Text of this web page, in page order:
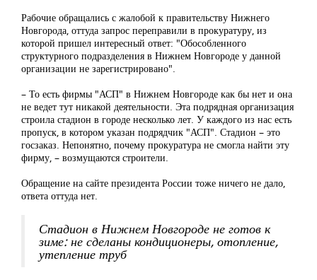
Рабочие обращались с жалобой к правительству Нижнего
Новгорода, оттуда запрос переправили в прокуратуру, из
которой пришел интересный ответ: "Обособленного
структурного подразделения в Нижнем Новгороде у данной
организации не зарегистрировано".
– То есть фирмы "АСП" в Нижнем Новгороде как бы нет и она
не ведет тут никакой деятельности. Эта подрядная организация
строила стадион в городе несколько лет. У каждого из нас есть
пропуск, в котором указан подрядчик "АСП". Стадион – это
госзаказ. Непонятно, почему прокуратура не смогла найти эту
фирму, – возмущаются строители.
Обращение на сайте президента России тоже ничего не дало,
ответа оттуда нет.
Стадион в Нижнем Новгороде не готов к
зиме: не сделаны кондиционеры, отопление,
утепление труб